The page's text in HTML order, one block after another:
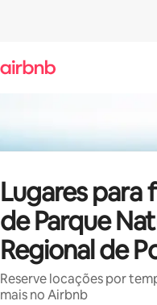
Lugares para
de Parque
Regional de
Reserve locações por
mais no Airbnb